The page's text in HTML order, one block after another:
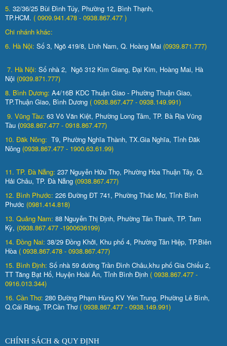
5. 32/36/25 Bùi Đình Túy, Phường 12, Bình Thạnh,
TP.HCM. ( 0909.941.478 - 0938.867.477 )
Chi nhánh khác:
6. Hà Nội: Số 3, Ngõ 419/8, Lĩnh Nam, Q. Hoàng Mai (0939.871.777)
7. Hà Nội: Số nhà 2, Ngõ 312 Kim Giang, Đại Kim, Hoàng Mai, Hà
Nội (0939.871.777)
8. Bình Dương: A4/16B KDC Thuận Giao - Phường Thuận Giao,
TP.Thuận Giao, Bình Dương ( 0938.867.477 - 0938.149.991)
9. Vũng Tàu: 63 Võ Văn Kiệt, Phường Long Tâm, TP. Bà Rịa Vũng
Tàu (0938.867.477 - 0918.867.477)
10. Đăk Nông: T9, Phường Nghĩa Thành, TX.Gia Nghĩa, Tỉnh Đăk
Nông (0938.867.477 - 1900.63.61.99)
11. TP. Đà Nẵng: 237 Nguyễn Hữu Thọ, Phường Hòa Thuận Tây, Q.
Hải Châu, TP. Đà Nẵng (0938.867.477)
12. Bình Phước: 226 Đường ĐT 741, Phường Thác Mơ, Tỉnh Bình
Phước (0981.414.818)
13. Quảng Nam: 88 Nguyễn Thị Định, Phường Tân Thanh, TP. Tam
Kỳ, (0938.867.477 -1900636199)
14. Đồng Nai: 38/29 Đồng Khởi, Khu phố 4, Phường Tân Hiệp, TP.Biên
Hòa ( 0938.867.478 - 0938.867.477)
15. Bình Định: Số nhà 59 đường Trần Đình Châu,khu phố Gia Chiểu 2,
TT Tăng Bạt Hổ, Huyện Hoài Ân, Tỉnh Bình Định ( 0938.867.477 -
0916.013.344)
16. Cần Thơ: 280 Đường Phạm Hùng KV Yên Trung, Phường Lê Bình,
Q.Cái Răng, TP.Cần Thơ ( 0938.867.477 - 0938.149.991)
CHÍNH SÁCH & QUY ĐỊNH